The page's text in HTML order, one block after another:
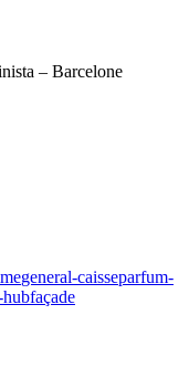
– Barcelone
general-caisseparfum-
hubfaçade